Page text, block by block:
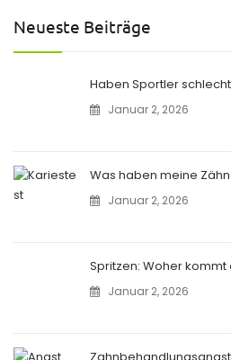
Neueste Beiträge
Haben Sportler
Januar 2, 2026
Was haben meine
Januar 2, 2026
Spritzen: Woher kommt
Januar 2, 2026